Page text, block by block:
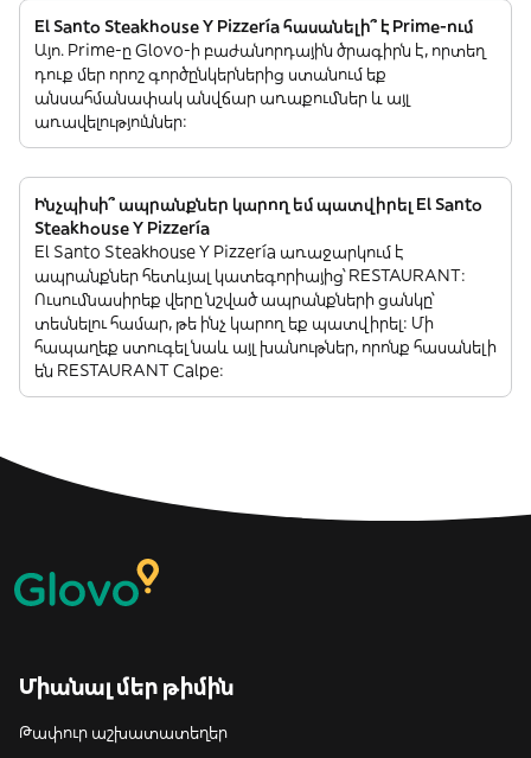
El Santo Steakhouse Y Pizzería հասանելի՞ է Prime-ում
Այո. Prime-ը Glovo-ի բաժանորդային ծրագիրն է, որտեղ
դուք մեր որոշ գործընկերներից ստանում եք
անսահմանափակ անվճար առաքումներ և այլ
առավելություններ:
Ինչպիսի՞ ապրանքներ կարող եմ պատվիրել El Santo
Steakhouse Y Pizzería
El Santo Steakhouse Y Pizzería առաջարկում է
ապրանքներ հետևյալ կատեգորիայից՝ RESTAURANT:
Ուսումնասիրեք վերը նշված ապրանքների ցանկը՝
տեսնելու համար, թե ինչ կարող եք պատվիրել: Մի
հապաղեք ստուգել նաև այլ խանութներ, որոնք հասանելի
են RESTAURANT Calpe:
Միանալ մեր թիմին
Թափուր աշխատատեղեր